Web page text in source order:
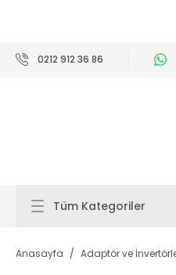
0212 912 36 86
Tüm Kategoriler
Anasayfa Adaptör ve